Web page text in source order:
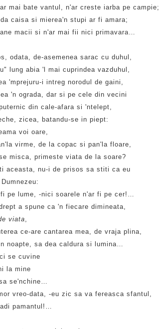
mai bate vantul, n'ar creste iarba pe campie;
da caisa si mierea'n stupi ar fi amara;
macii si n'ar mai fii nici primavara…
odata, de-asemenea sarac cu duhul,
lung abia 'l mai cuprindea vazduhul,
'mprejuru-i intreg norodul de gaini,
'n ograda, dar si pe cele din vecini
din cale-afara si 'ntelept,
zicea, batandu-se in piept:
voi oare,
virme, de la copac si pan'la floare,
misca, primeste viata de la soare?
aceasta, nu-i de prisos sa stiti ca eu
pe lume, -nici soarele n'ar fi pe cer!…
a spune ca 'n fiecare dimineata,
viata,
ce-are cantarea mea, de vraja plina,
noapte, sa dea caldura si lumina…
se cuvine
la mine
se'nchine…
vreo-data, -eu zic sa va fereasca sfantul,
pamantul!…